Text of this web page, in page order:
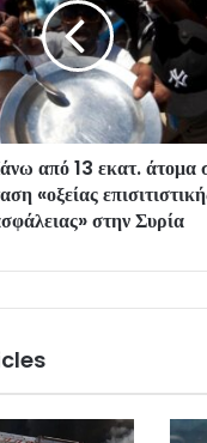
από 13 εκατ. άτομα
«οξείας
στην Συρία